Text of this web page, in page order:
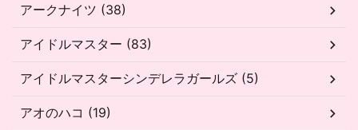
アークナイツ (38)
アイドルマスター (83)
アイドルマスターシンデレラガールズ (5)
アオのハコ (19)